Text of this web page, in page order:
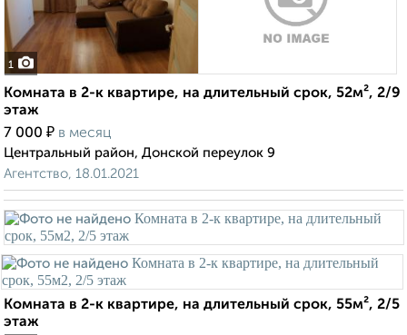
1
Комната в 2-к квартире, на длительный срок, 52м², 2/9
этаж
7 000 ₽ в месяц
Центральный район, Донской переулок 9
Агентство, 18.01.2021
Комната в 2-к квартире, на длительный срок, 55м², 2/5
этаж